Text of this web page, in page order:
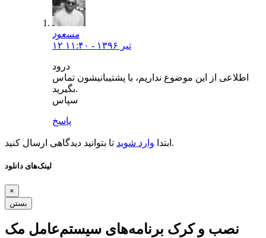
مسعود
۱۲ تیر ۱۳۹۶ - ۱۱:۴۰
درود
اطلاعی از این موضوع نداریم، با پشتیبانیشون تماس
بگیرید.
سپاس
پاسخ
ابتدا وارد شوید تا بتوانید دیدگاهی ارسال کنید.
لینک‌های دانلود
×
بستن
نصب و کرک برنامه‌های سیستم‌عامل مک